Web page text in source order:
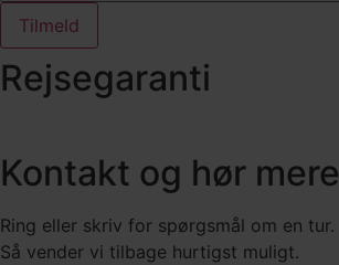
Tilmeld
Rejsegaranti
Kontakt og hør mere
Ring eller skriv for spørgsmål om en tur.
Så vender vi tilbage hurtigst muligt.